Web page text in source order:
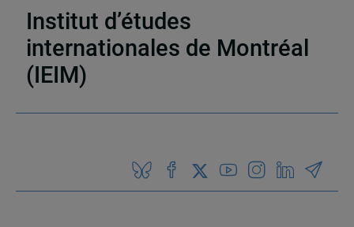
Institut d’études
internationales de Montréal
(IEIM)